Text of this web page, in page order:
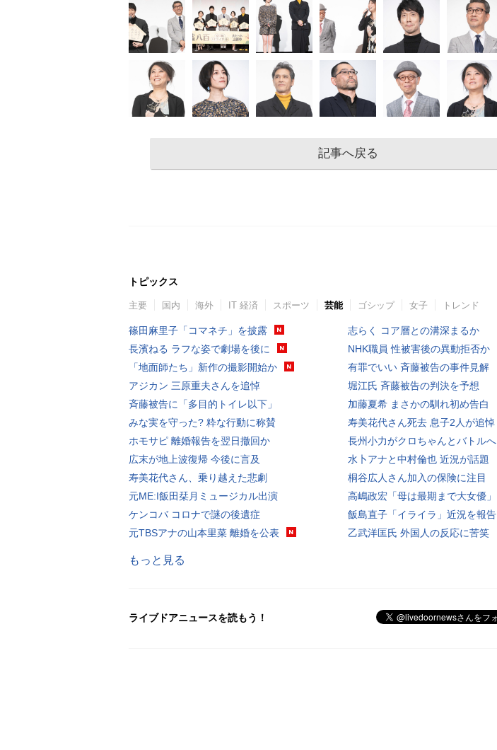
記事へ戻る
トピックス
主要 国内 海外 IT 経済 スポーツ 芸能 ゴシップ 女子 トレンド
篠田麻里子「コマネチ」を披露
長濱ねる ラフな姿で劇場を後に
「地面師たち」新作の撮影開始か
アジカン 三原重夫さんを追悼
斉藤被告に「多目的トイレ以下」
みな実を守った? 粋な行動に称賛
ホモサピ 離婚報告を翌日撤回か
広末が地上波復帰 今後に言及
寿美花代さん、乗り越えた悲劇
元ME:I飯田栞月ミュージカル出演
ケンコバ コロナで謎の後遺症
元TBSアナの山本里菜 離婚を公表
志らく コア層との溝深まるか
NHK職員 性被害後の異動拒否か
有罪でいい 斉藤被告の事件見解
堀江氏 斉藤被告の判決を予想
加藤夏希 まさかの馴れ初め告白
寿美花代さん死去 息子2人が追悼
長州小力がクロちゃんとバトルへ
水卜アナと中村倫也 近況が話題
桐谷広人さん加入の保険に注目
高嶋政宏「母は最期まで大女優」
飯島直子「イライラ」近況を報告
乙武洋匡氏 外国人の反応に苦笑
もっと見る
ライブドアニュースを読もう！